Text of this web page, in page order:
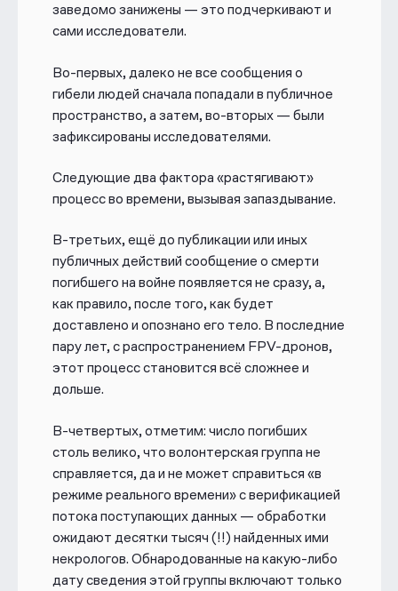
заведомо занижены — это подчеркивают и
сами исследователи.
Во-первых, далеко не все сообщения о
гибели людей сначала попадали в публичное
пространство, а затем, во-вторых — были
зафиксированы исследователями.
Следующие два фактора «растягивают»
процесс во времени, вызывая запаздывание.
В-третьих, ещё до публикации или иных
публичных действий сообщение о смерти
погибшего на войне появляется не сразу, а,
как правило, после того, как будет
доставлено и опознано его тело. В последние
пару лет, с распространением FPV-дронов,
этот процесс становится всё сложнее и
дольше.
В-четвертых, отметим: число погибших
столь велико, что волонтерская группа не
справляется, да и не может справиться «в
режиме реального времени» с верификацией
потока поступающих данных — обработки
ожидают десятки тысяч (!!) найденных ими
некрологов. Обнародованные на какую-либо
дату сведения этой группы включают только